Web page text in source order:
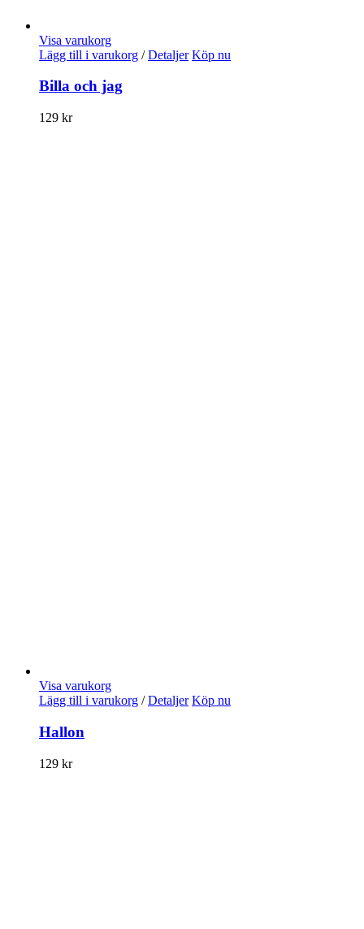
Visa varukorg
Lägg till i varukorg / Detaljer Köp nu
Billa och jag
129 kr
Visa varukorg
Lägg till i varukorg / Detaljer Köp nu
Hallon
129 kr